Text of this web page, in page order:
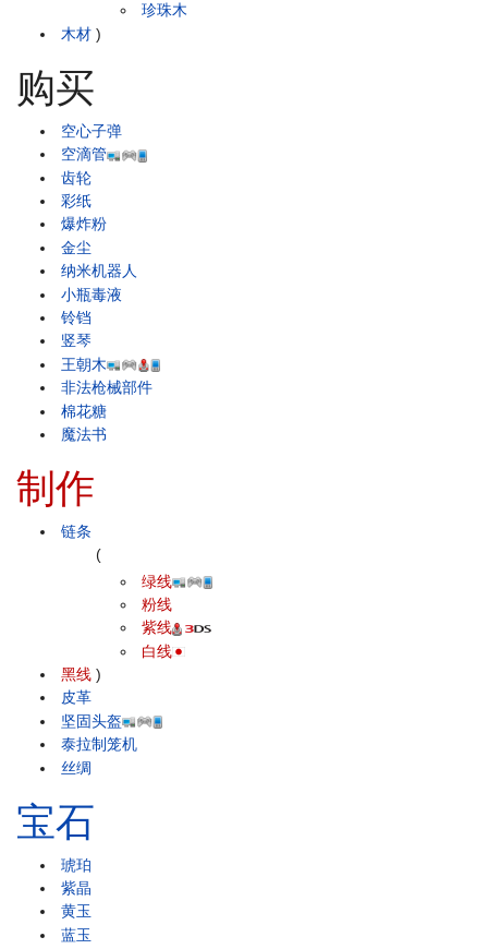
木材
珍珠木
)
购买
空心子弹
空滴管
齿轮
彩纸
爆炸粉
金尘
纳米机器人
小瓶毒液
铃铛
竖琴
王朝木
非法枪械部件
棉花糖
魔法书
制作
链条
黑线
(
绿线
粉线
紫线
白线
)
皮革
坚固头盔
泰拉制笼机
丝绸
宝石
琥珀
紫晶
黄玉
蓝玉